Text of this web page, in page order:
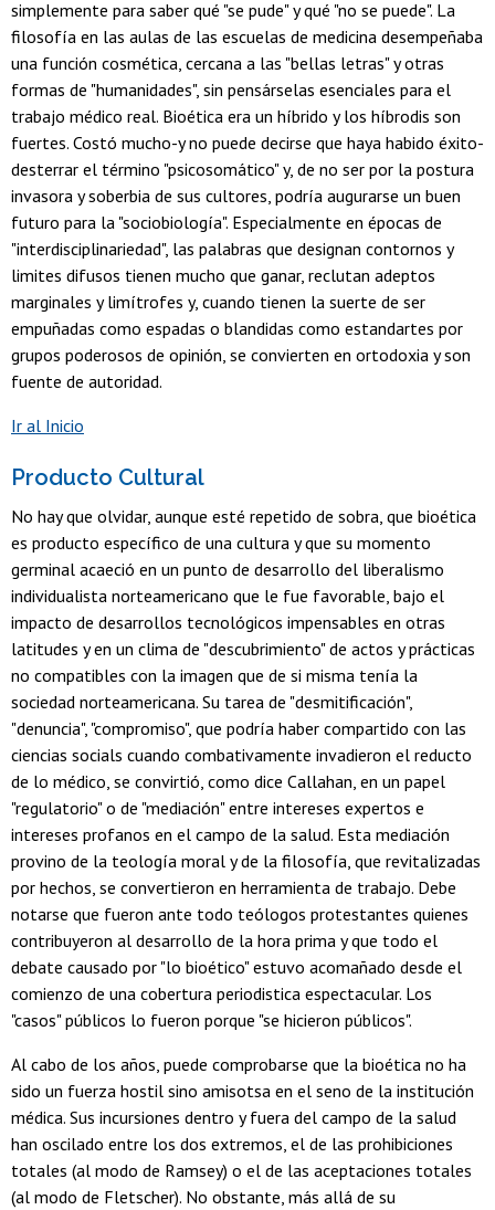
simplemente para saber qué "se pude" y qué "no se puede". La
filosofía en las aulas de las escuelas de medicina desempeñaba
una función cosmética, cercana a las "bellas letras" y otras
formas de "humanidades", sin pensárselas esenciales para el
trabajo médico real. Bioética era un híbrido y los híbrodis son
fuertes. Costó mucho-y no puede decirse que haya habido éxito-
desterrar el término "psicosomático" y, de no ser por la postura
invasora y soberbia de sus cultores, podría augurarse un buen
futuro para la "sociobiología". Especialmente en épocas de
"interdisciplinariedad", las palabras que designan contornos y
limites difusos tienen mucho que ganar, reclutan adeptos
marginales y limítrofes y, cuando tienen la suerte de ser
empuñadas como espadas o blandidas como estandartes por
grupos poderosos de opinión, se convierten en ortodoxia y son
fuente de autoridad.
Ir al Inicio
Producto Cultural
No hay que olvidar, aunque esté repetido de sobra, que bioética
es producto específico de una cultura y que su momento
germinal acaeció en un punto de desarrollo del liberalismo
individualista norteamericano que le fue favorable, bajo el
impacto de desarrollos tecnológicos impensables en otras
latitudes y en un clima de "descubrimiento" de actos y prácticas
no compatibles con la imagen que de si misma tenía la
sociedad norteamericana. Su tarea de "desmitificación",
"denuncia", "compromiso", que podría haber compartido con las
ciencias socials cuando combativamente invadieron el reducto
de lo médico, se convirtió, como dice Callahan, en un papel
"regulatorio" o de "mediación" entre intereses expertos e
intereses profanos en el campo de la salud. Esta mediación
provino de la teología moral y de la filosofía, que revitalizadas
por hechos, se convertieron en herramienta de trabajo. Debe
notarse que fueron ante todo teólogos protestantes quienes
contribuyeron al desarrollo de la hora prima y que todo el
debate causado por "lo bioético" estuvo acomañado desde el
comienzo de una cobertura periodistica espectacular. Los
"casos" públicos lo fueron porque "se hicieron públicos".
Al cabo de los años, puede comprobarse que la bioética no ha
sido un fuerza hostil sino amisotsa en el seno de la institución
médica. Sus incursiones dentro y fuera del campo de la salud
han oscilado entre los dos extremos, el de las prohibiciones
totales (al modo de Ramsey) o el de las aceptaciones totales
(al modo de Fletscher). No obstante, más allá de su